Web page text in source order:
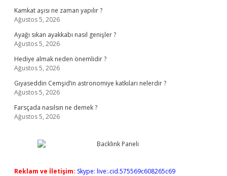
Kamkat aşısı ne zaman yapılır ?
Ağustos 5, 2026
Ayağı sıkan ayakkabı nasıl genişler ?
Ağustos 5, 2026
Hediye almak neden önemlidir ?
Ağustos 5, 2026
Gıyaseddin Cemşid’in astronomiye katkıları nelerdir ?
Ağustos 5, 2026
Farsçada nasılsın ne demek ?
Ağustos 5, 2026
Reklam ve İletişim: Skype: live:.cid.575569c608265c69